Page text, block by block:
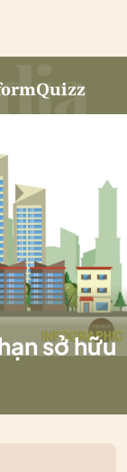
Quizz
sở hữu